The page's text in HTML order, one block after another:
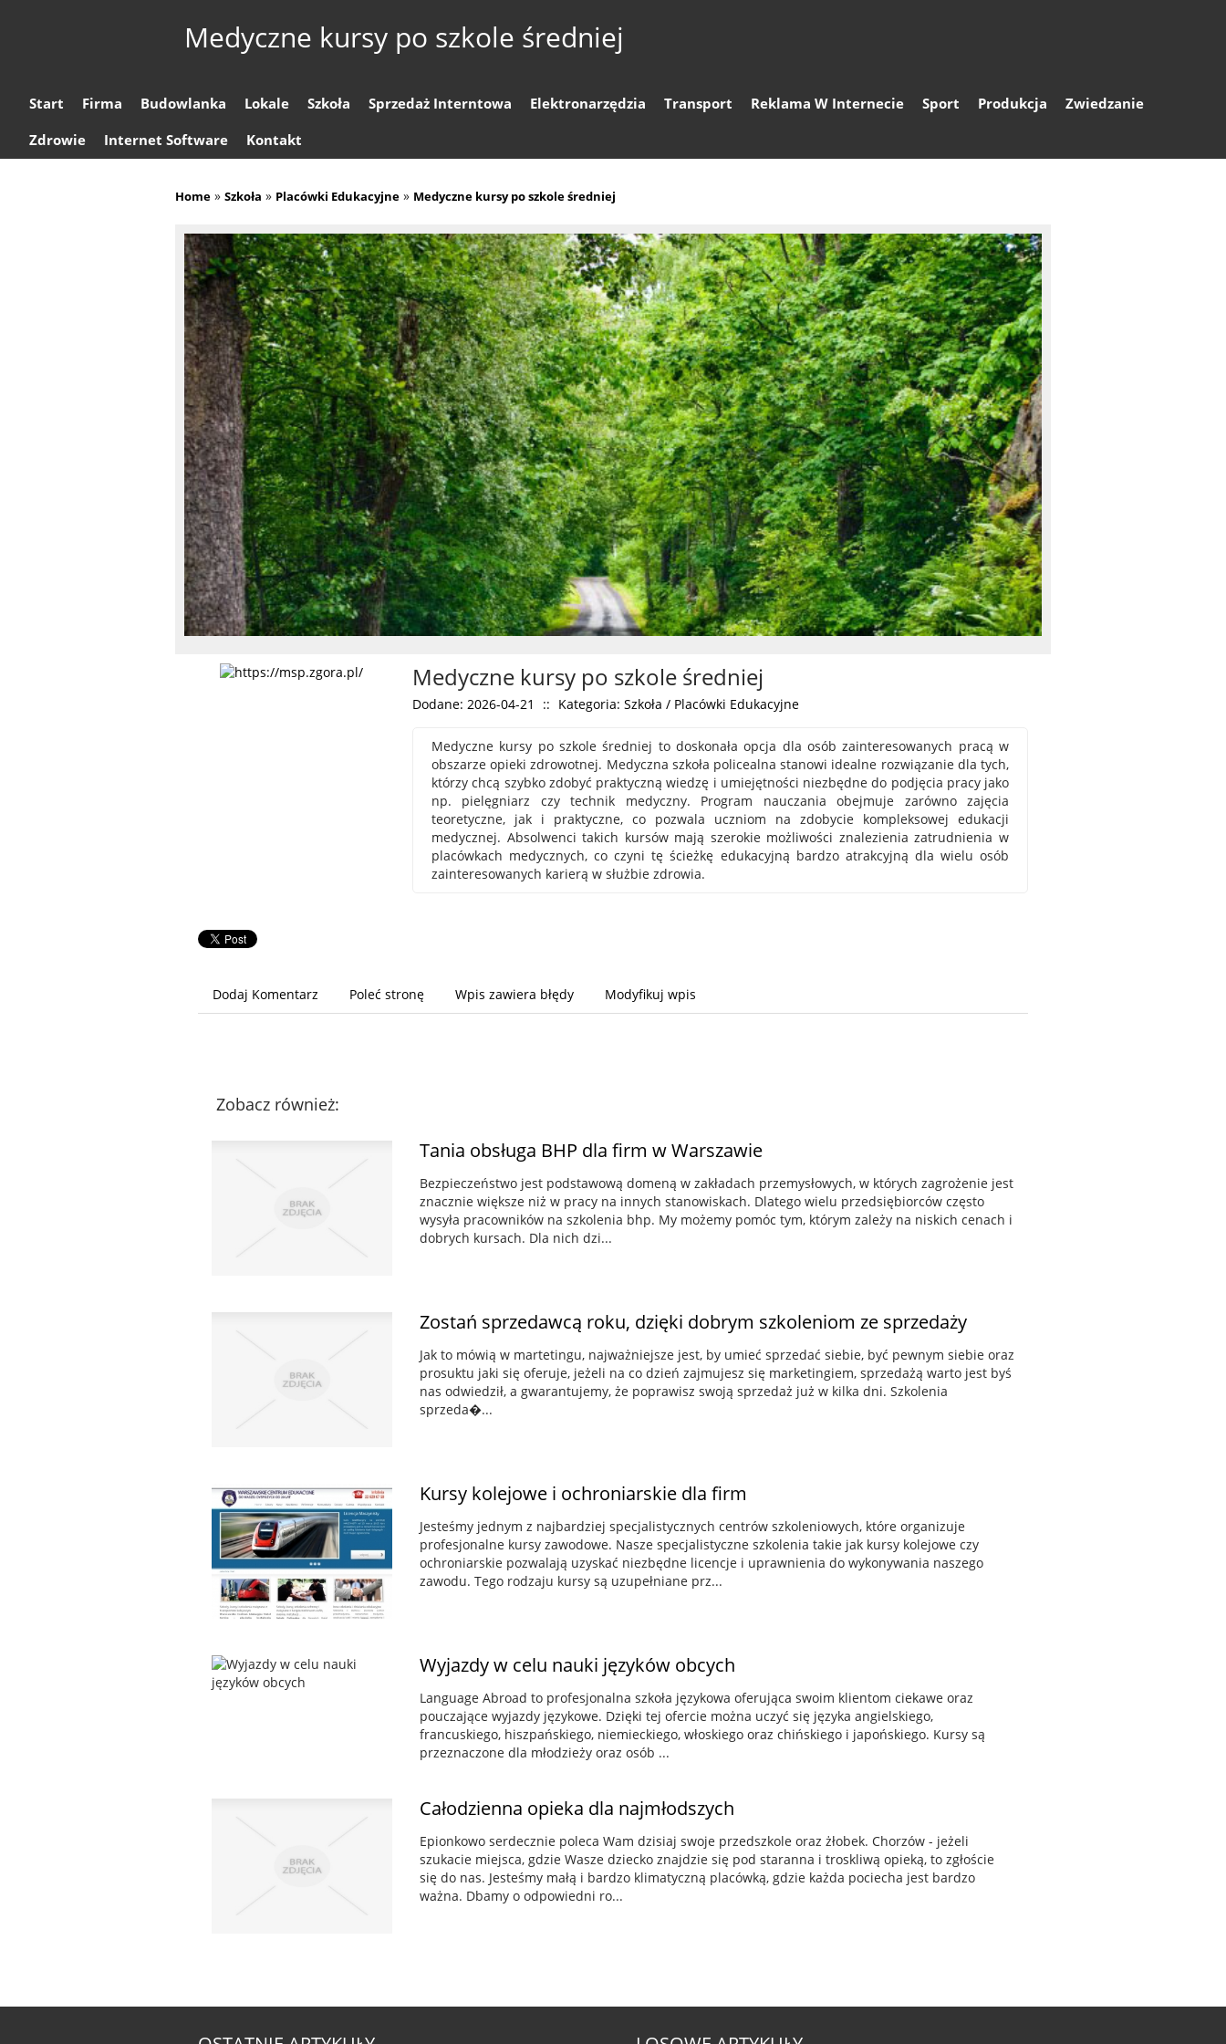
Medyczne kursy po szkole średniej
Start Firma Budowlanka Lokale Szkoła Sprzedaż Interntowa Elektronarzędzia Transport Reklama W Internecie Sport Produkcja
Zwiedzanie
Zdrowie
Internet Software Kontakt
Home » Szkoła » Placówki Edukacyjne » Medyczne kursy po szkole średniej
Medyczne kursy po szkole średniej
Dodane: 2026-04-21 :: Kategoria: Szkoła / Placówki Edukacyjne
Medyczne kursy po szkole średniej to doskonała opcja dla osób zainteresowanych pracą w
obszarze opieki zdrowotnej. Medyczna szkoła policealna stanowi idealne rozwiązanie dla tych,
którzy chcą szybko zdobyć praktyczną wiedzę i umiejętności niezbędne do podjęcia pracy jako
np. pielęgniarz czy technik medyczny. Program nauczania obejmuje zarówno zajęcia
teoretyczne, jak i praktyczne, co pozwala uczniom na zdobycie kompleksowej edukacji
medycznej. Absolwenci takich kursów mają szerokie możliwości znalezienia zatrudnienia w
placówkach medycznych, co czyni tę ścieżkę edukacyjną bardzo atrakcyjną dla wielu osób
zainteresowanych karierą w służbie zdrowia.
Dodaj Komentarz Poleć stronę Wpis zawiera błędy Modyfikuj wpis
Zobacz również:
Tania obsługa BHP dla firm w Warszawie
Bezpieczeństwo jest podstawową domeną w zakładach przemysłowych, w których zagrożenie jest
znacznie większe niż w pracy na innych stanowiskach. Dlatego wielu przedsiębiorców często
wysyła pracowników na szkolenia bhp. My możemy pomóc tym, którym zależy na niskich cenach i
dobrych kursach. Dla nich dzi...
Zostań sprzedawcą roku, dzięki dobrym szkoleniom ze sprzedaży
Jak to mówią w martetingu, najważniejsze jest, by umieć sprzedać siebie, być pewnym siebie oraz
prosuktu jaki się oferuje, jeżeli na co dzień zajmujesz się marketingiem, sprzedażą warto jest byś
nas odwiedził, a gwarantujemy, że poprawisz swoją sprzedaż już w kilka dni. Szkolenia
sprzeda�...
Kursy kolejowe i ochroniarskie dla firm
Jesteśmy jednym z najbardziej specjalistycznych centrów szkoleniowych, które organizuje
profesjonalne kursy zawodowe. Nasze specjalistyczne szkolenia takie jak kursy kolejowe czy
ochroniarskie pozwalają uzyskać niezbędne licencje i uprawnienia do wykonywania naszego
zawodu. Tego rodzaju kursy są uzupełniane prz...
Wyjazdy w celu nauki języków obcych
Language Abroad to profesjonalna szkoła językowa oferująca swoim klientom ciekawe oraz
pouczające wyjazdy językowe. Dzięki tej ofercie można uczyć się języka angielskiego,
francuskiego, hiszpańskiego, niemieckiego, włoskiego oraz chińskiego i japońskiego. Kursy są
przeznaczone dla młodzieży oraz osób ...
Całodzienna opieka dla najmłodszych
Epionkowo serdecznie poleca Wam dzisiaj swoje przedszkole oraz żłobek. Chorzów - jeżeli
szukacie miejsca, gdzie Wasze dziecko znajdzie się pod staranna i troskliwą opieką, to zgłoście
się do nas. Jesteśmy małą i bardzo klimatyczną placówką, gdzie każda pociecha jest bardzo
ważna. Dbamy o odpowiedni ro...